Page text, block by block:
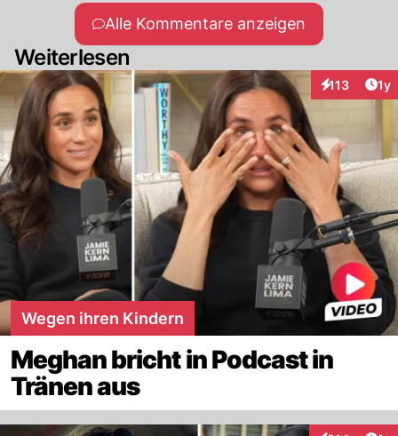
ihrer z.T. peinlichen Markle - Familie, viel zu
bekannt. In GB dürfte dieses Schachern um
diesen royalen Titel dagegen für großen
Unmut sorgen.
Alle Kommentare anzeigen
Weiterlesen
113
Interaktionen
1y
Wegen ihren Kindern
Meghan bricht in Podcast in
Tränen aus